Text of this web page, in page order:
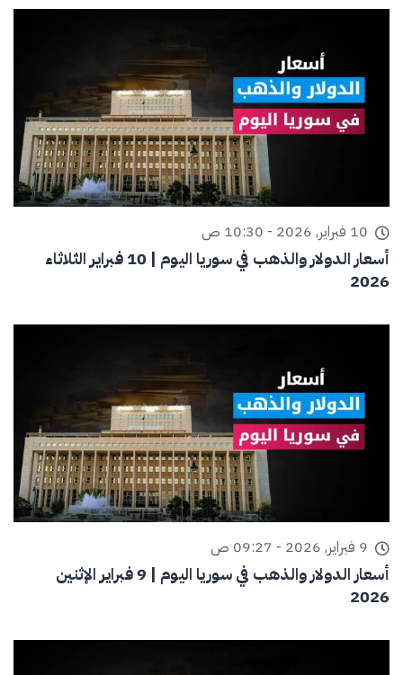
10 فبراير, 2026 - 10:30 ص
أسعار الدولار والذهب في سوريا اليوم | 10 فبراير الثلاثاء
2026
9 فبراير, 2026 - 09:27 ص
أسعار الدولار والذهب في سوريا اليوم | 9 فبراير الإثنين
2026